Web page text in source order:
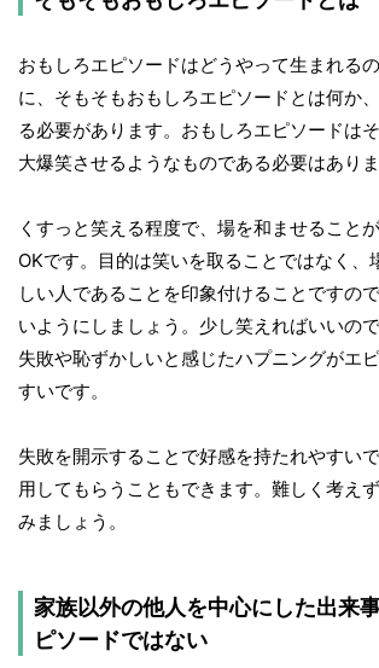
おもしろエピソードはどうやって生まれる
に、そもそもおもしろエピソードとは何か
る必要があります。おもしろエピソードは
大爆笑させるようなものである必要はありま
くすっと笑える程度で、場を和ませること
OKです。目的は笑いを取ることではなく、
しい人であることを印象付けることですの
いようにしましょう。少し笑えればいいの
失敗や恥ずかしいと感じたハプニングがエ
すいです。
失敗を開示することで好感を持たれやすい
用してもらうこともできます。難しく考え
みましょう。
家族以外の他人を中心にした出来
ピソードではない